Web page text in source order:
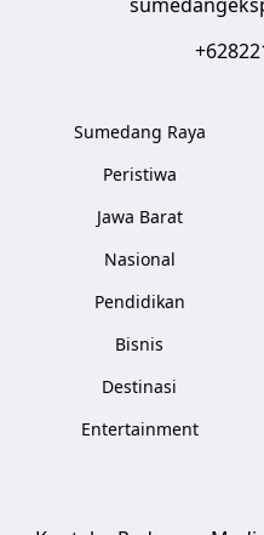
Sumedang Raya
Peristiwa
Jawa Barat
Nasional
Pendidikan
Bisnis
Destinasi
Entertainment